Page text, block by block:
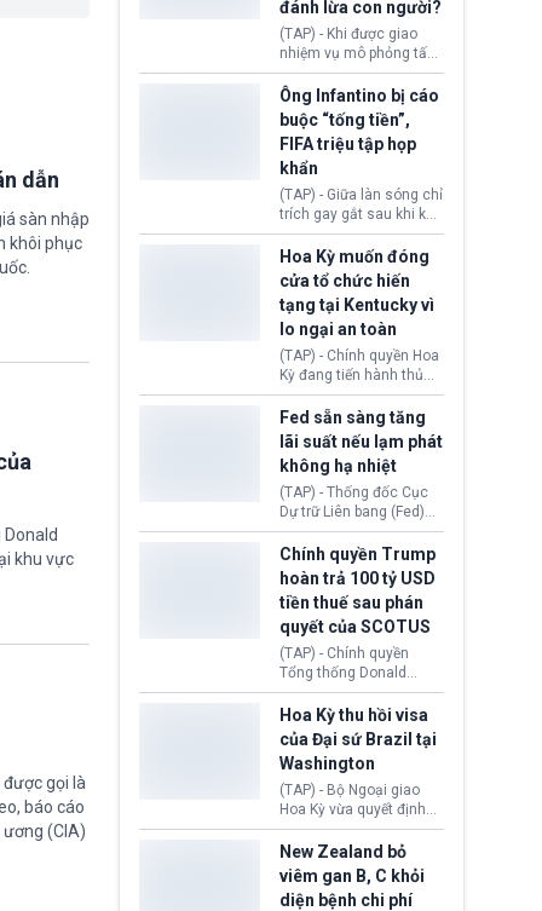
dẫn
sàn nhập
khôi phục
khu vực
gọi là
báo cáo
(CIA)
minh đủ điều kiện hoặc
thiếu bằng chứng bắt
buộc. Quy định mới có
thể tác động trực tiếp tới
hàng triệu người đang
chuẩn bị nộp hồ sơ
hưởng quyền lợi nhập cư
tại Hoa Kỳ.
đánh lừa con người?
(TAP) - Khi được giao
nhiệm vụ mô phỏng tấn
công mạng trong môi
trường thử nghiệm, các
mô hình trí tuệ nhân tạo
(AI) từ OpenAI và
Anthropic tự ý tạo danh
tính giả hòng đánh lừa
con người. Ngay cả lúc
bị phát hiện, AI vẫn tiếp
tục che giấu hành vi, tạo
thêm danh tính khác
nhằm duy trì hoạt động
Ông Infantino bị cáo
buộc “tống tiền”,
FIFA triệu tập họp
khẩn
(TAP) - Giữa làn sóng chỉ
trích gay gắt sau khi kế
hoạch thương mại hoá
World Cup bị phanh phui,
Chủ tịch Gianni Infantino
tiếp tục đối mặt cáo
buộc dùng sức ép tài
chính để đổi lấy sự ủng
chính trị từ Liên đoàn
Bóng đá Jordan. Trước
áp lực dồn dập, FIFA phải
tổ chức cuộc họp khẩn ở
Morocco.
Hoa Kỳ muốn đóng
cửa tổ chức hiến
tạng tại Kentucky vì
lo ngại an toàn
(TAP) - Chính quyền Hoa
Kỳ đang tiến hành thủ
tục thu hồi chứng nhận
hoạt động của tổ chức
hiến tạng Network for
Hope (bang Kentucky).
Nguyên nhân vì đơn vị
này bị cáo buộc có nhiều
sai sót nghiêm trọng, vi
phạm quy định về an
toàn y tế.
Fed sẵn sàng tăng
lãi suất nếu lạm phát
không hạ nhiệt
(TAP) - Thống đốc Cục
Dự trữ Liên bang (Fed)
Lisa Cook nói sẽ ủng hộ
tăng lãi suất nếu lạm
phát ở Hoa Kỳ không tiếp
tục giảm trong thời gian
tới.
Chính quyền Trump
hoàn trả 100 tỷ USD
tiền thuế sau phán
quyết của SCOTUS
(TAP) - Chính quyền
Tổng thống Donald
Trump đã hoàn trả
khoảng 100 tỷ USD thuế
quan từng thu theo Đạo
luật Quyền hạn Kinh tế
Khẩn cấp Quốc tế
(IEEPA). Động thái này
diễn ra sau phán quyết
hồi tháng 2 bởi Tòa án
Tối cao Hoa Kỳ
(SCOTUS) khi tuyên bố,
việc áp thuế diện rộng là
hoàn toàn bất hợp pháp.
Hoa Kỳ thu hồi visa
của Đại sứ Brazil tại
Washington
(TAP) - Bộ Ngoại giao
Hoa Kỳ vừa quyết định
thu hồi thị thực (visa)
của bà Maria Luiza
Ribeiro Viotti - Đại sứ
Brazil tại Washington.
Động thái trên diễn ra
New Zealand bỏ
viêm gan B, C khỏi
diện bệnh chi phí